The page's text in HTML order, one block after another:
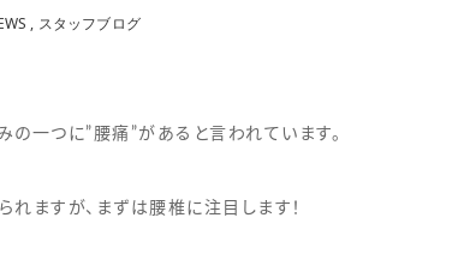
スタッフブログ
一つに”腰痛”があると言われています。
ますが、まずは腰椎に注目します！